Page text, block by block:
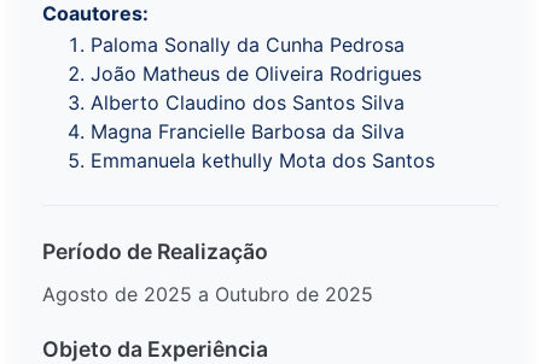
Coautores:
Paloma Sonally da Cunha Pedrosa
João Matheus de Oliveira Rodrigues
Alberto Claudino dos Santos Silva
Magna Francielle Barbosa da Silva
Emmanuela kethully Mota dos Santos
Período de Realização
Agosto de 2025 a Outubro de 2025
Objeto da Experiência